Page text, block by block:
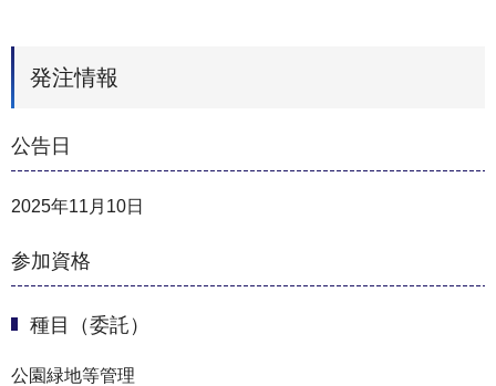
発注情報
公告日
2025年11月10日
参加資格
種目（委託）
公園緑地等管理